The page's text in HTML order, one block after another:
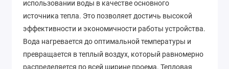
использовании воды в качестве основного
источника тепла. Это позволяет достичь высокой
эффективности и экономичности работы устройства.
Вода нагревается до оптимальной температуры и
превращается в теплый воздух, который равномерно
распределяется по всей ширине проема. Тепловая